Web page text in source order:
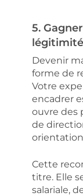
5.
Devenir
forme de
Votre
encadrer
ouvre des
de
Cette
titre. Elle
salariale,